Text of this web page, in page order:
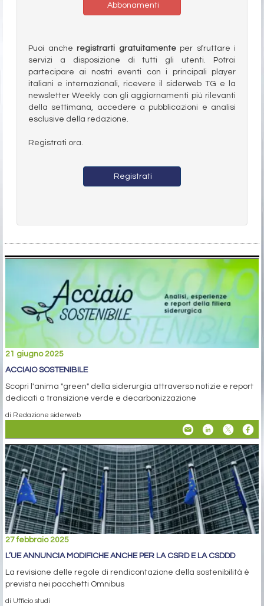
Abbonamenti
Puoi anche registrarti gratuitamenteper sfruttare i
servizi a disposizione di tutti gli utenti. Potrai
partecipare ai nostri eventi con i principali player
italiani e internazionali, ricevere il siderweb TG e la
newsletter Weekly con gli aggiornamenti più rilevanti
della settimana, accedere a pubblicazioni e analisi
esclusive della redazione.
Registrati ora.
Registrati
21 giugno 2025
ACCIAIO SOSTENIBILE
Scopri l'anima "green" della siderurgia attraverso notizie e report
dedicati a transizione verde e decarbonizzazione
di Redazione siderweb
27 febbraio 2025
L’UE ANNUNCIA MODIFICHE ANCHE PER LA CSRD E LA CSDDD
La revisione delle regole di rendicontazione della sostenibilità è
prevista nei pacchetti Omnibus
di Ufficio studi